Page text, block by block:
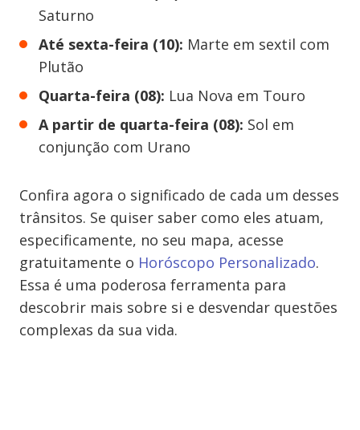
Saturno
Até sexta-feira (10): Marte em sextil com
Plutão
Quarta-feira (08): Lua Nova em Touro
A partir de quarta-feira (08): Sol em
conjunção com Urano
Confira agora o significado de cada um desses
trânsitos. Se quiser saber como eles atuam,
especificamente, no seu mapa, acesse
gratuitamente o Horóscopo Personalizado.
Essa é uma poderosa ferramenta para
descobrir mais sobre si e desvendar questões
complexas da sua vida.